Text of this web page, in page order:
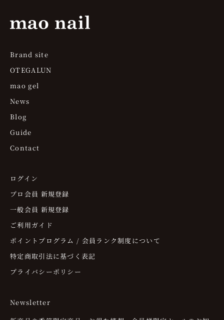
Brand site
OTEGALUN
mao gel
News
Blog
Guide
Contact
ログイン
プロ会員 新規登録
一般会員 新規登録
ご利用ガイド
ポイントプログラム / 会員ランク制度について
特定商取引法に基づく表記
プライバシーポリシー
Newsletter